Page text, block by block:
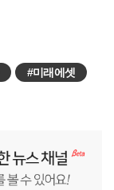
#미래에셋